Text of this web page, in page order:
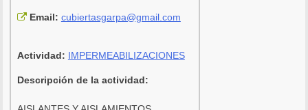
Email: cubiertasgarpa@gmail.com
Actividad: IMPERMEABILIZACIONES
Descripción de la actividad: